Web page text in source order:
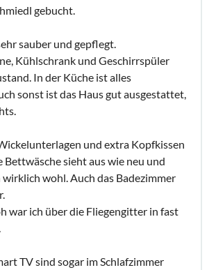
gebucht.
sauber und gepflegt.
Kühlschrank und Geschirrspüler
In der Küche ist alles
sonst ist das Haus gut ausgestattet,
und extra Kopfkissen
Bettwäsche sieht aus wie neu und
wohl. Auch das Badezimmer
war ich über die Fliegengitter in fast
TV sind sogar im Schlafzimmer